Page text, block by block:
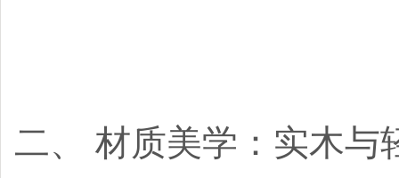
二、 材质美学：实木与